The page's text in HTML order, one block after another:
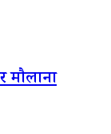
मौलाना